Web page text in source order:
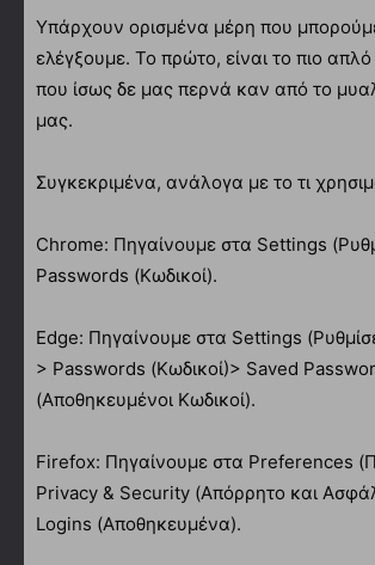
Υπάρχουν ορισμένα μέρη που
ελέγξουμε. Το πρώτο, είναι το πιο
που ίσως δε μας περνά καν από το
μας.
Συγκεκριμένα, ανάλογα με το τι
Chrome: Πηγαίνουμε στα Settings
Passwords (Κωδικοί).
Edge: Πηγαίνουμε στα Settings
> Passwords (Κωδικοί)> Saved
(Αποθηκευμένοι Κωδικοί).
Firefox: Πηγαίνουμε στα Preferences
Privacy & Security (Απόρρητο και
Logins (Αποθηκευμένα).